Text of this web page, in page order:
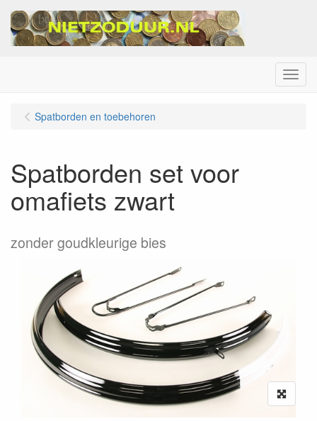
Menu
Spatborden en toebehoren
Spatborden set voor
omafiets zwart
zonder goudkleurige bies